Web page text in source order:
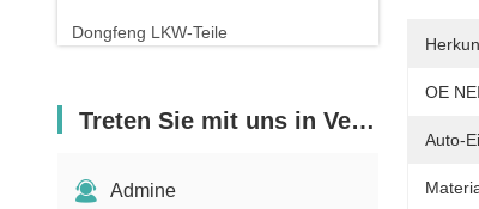
Dongfeng LKW-Teile
Treten Sie mit uns in Verbindung
Admine
OE
Auto-